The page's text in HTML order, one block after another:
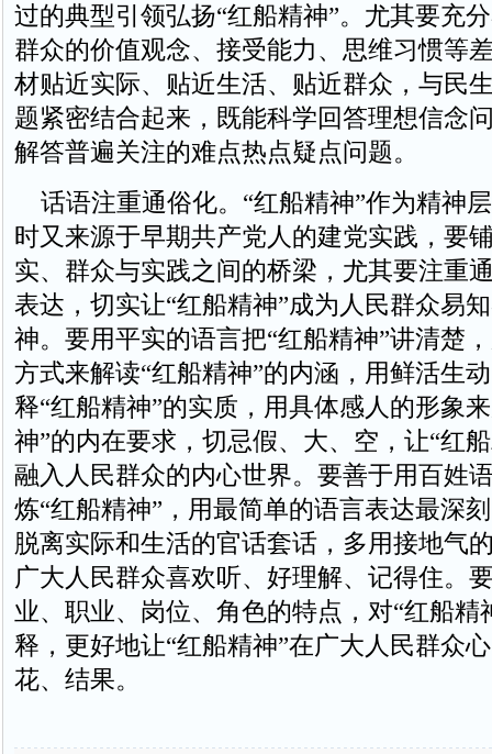
过的典型引领弘扬“红船精神”。尤其要充
群众的价值观念、接受能力、思维习惯等
材贴近实际、贴近生活、贴近群众，与民
题紧密结合起来，既能科学回答理想信念
解答普遍关注的难点热点疑点问题。
话语注重通俗化。“红船精神”作为精神
时又来源于早期共产党人的建党实践，要
实、群众与实践之间的桥梁，尤其要注重
表达，切实让“红船精神”成为人民群众易
神。要用平实的语言把“红船精神”讲清楚
方式来解读“红船精神”的内涵，用鲜活生
释“红船精神”的实质，用具体感人的形象
神”的内在要求，切忌假、大、空，让“红
融入人民群众的内心世界。要善于用百姓
炼“红船精神”，用最简单的语言表达最深
脱离实际和生活的官话套话，多用接地气
广大人民群众喜欢听、好理解、记得住。
业、职业、岗位、角色的特点，对“红船精
释，更好地让“红船精神”在广大人民群众
花、结果。